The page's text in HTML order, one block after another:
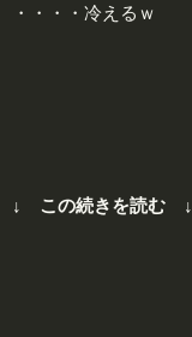
・・・・冷えるｗ
↓ この続きを読む ↓